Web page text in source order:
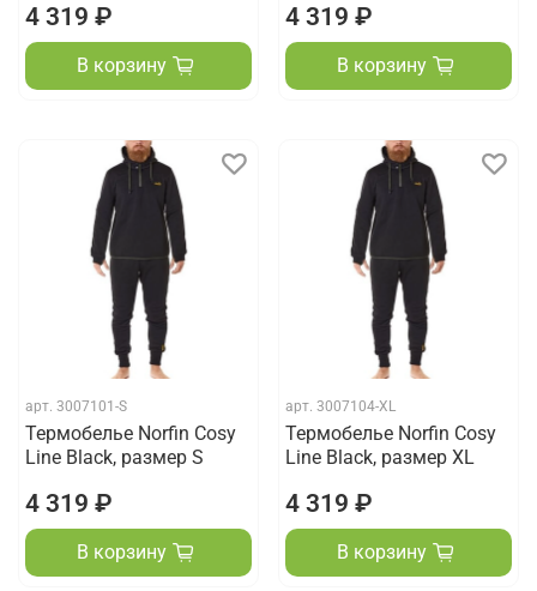
4 319 ₽
В корзину
4 319 ₽
В корзину
арт. 3007101-S
Термобелье Norfin Cosy
Line Black, размер S
4 319 ₽
В корзину
арт. 3007104-XL
Термобелье Norfin Cosy
Line Black, размер XL
4 319 ₽
В корзину